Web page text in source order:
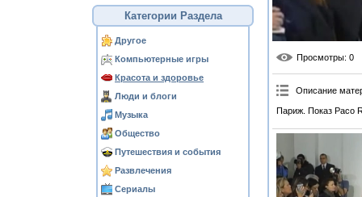
Категории Раздела
Другое
Компьютерные игры
Красота и здоровье
Люди и блоги
Музыка
Общество
Путешествия и события
Развлечения
Сериалы
Просмотры: 0
Описание
Париж. Показ Paco